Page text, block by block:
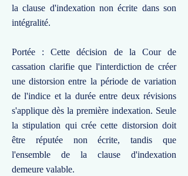
la clause d'indexation non écrite dans son
intégralité.
Portée : Cette décision de la Cour de
cassation clarifie que l'interdiction de créer
une distorsion entre la période de variation
de l'indice et la durée entre deux révisions
s'applique dès la première indexation. Seule
la stipulation qui crée cette distorsion doit
être réputée non écrite, tandis que
l'ensemble de la clause d'indexation
demeure valable.